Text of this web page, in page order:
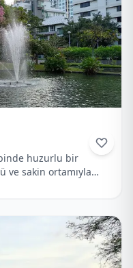
huzurlu bir
ve sakin ortamıyla